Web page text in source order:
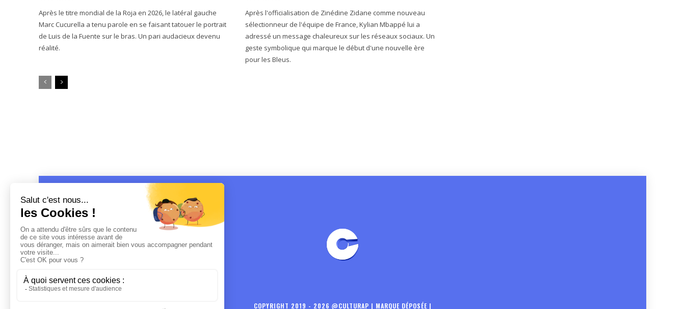
Après le titre mondial de la Roja en 2026, le latéral gauche
Marc Cucurella a tenu parole en se faisant tatouer le portrait
de Luis de la Fuente sur le bras. Un pari audacieux devenu
réalité.
Après l'officialisation de Zinédine Zidane comme nouveau
sélectionneur de l'équipe de France, Kylian Mbappé lui a
adressé un message chaleureux sur les réseaux sociaux. Un
geste symbolique qui marque le début d'une nouvelle ère
pour les Bleus.
COPYRIGHT 2019 - 2026 @CULTURAP | MARQUE DÉPOSÉE |